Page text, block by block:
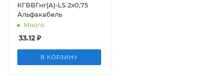
КГВВГнг(А)-LS 2x0,75
Альфакабель
Много
33.12 ₽
В КОРЗИНУ